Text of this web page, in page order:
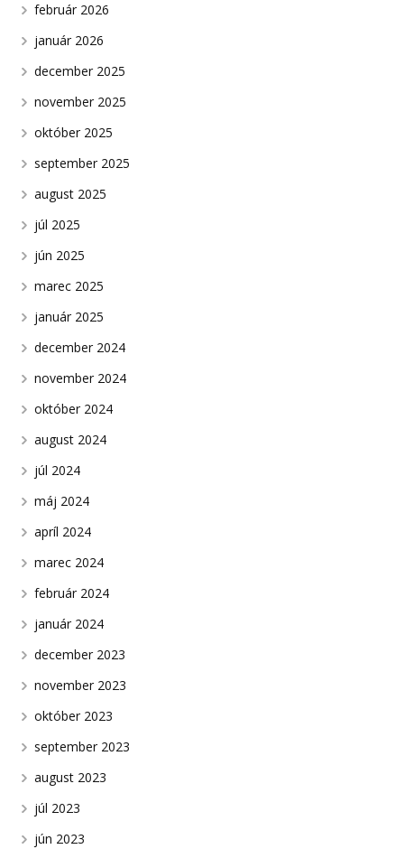
február 2026
január 2026
december 2025
november 2025
október 2025
september 2025
august 2025
júl 2025
jún 2025
marec 2025
január 2025
december 2024
november 2024
október 2024
august 2024
júl 2024
máj 2024
apríl 2024
marec 2024
február 2024
január 2024
december 2023
november 2023
október 2023
september 2023
august 2023
júl 2023
jún 2023